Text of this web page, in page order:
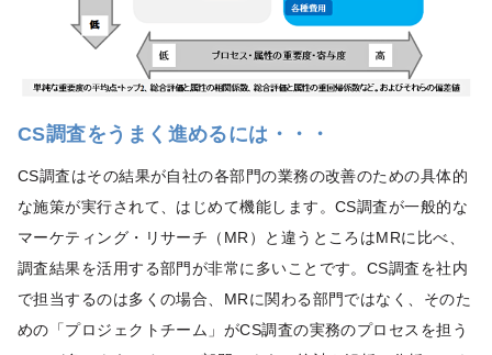
CS調査をうまく進めるには・・・
CS調査はその結果が自社の各部門の業務の改善のための具体的
な施策が実行されて、はじめて機能します。CS調査が一般的な
マーケティング・リサーチ（MR）と違うところはMRに比べ、
調査結果を活用する部門が非常に多いことです。CS調査を社内
で担当するのは多くの場合、MRに関わる部門ではなく、そのた
めの「プロジェクトチーム」がCS調査の実務のプロセスを担う